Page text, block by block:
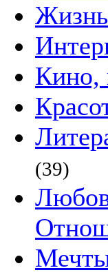
Жизнь
Кино,
(39)